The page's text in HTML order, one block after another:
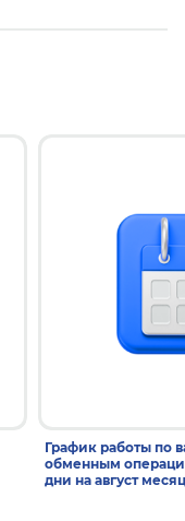
График работы по
обменным
дни на август месяц